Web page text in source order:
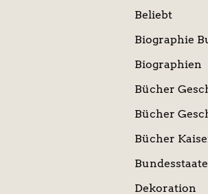
Beliebt
Biographie
Biographien
Bücher
Bücher
Bücher
Dekoration